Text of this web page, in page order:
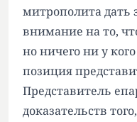
митрополита дать
внимание на то,
но ничего ни у
позиция
Представитель
доказательств